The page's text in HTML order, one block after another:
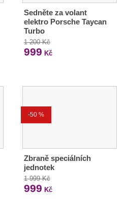
Sedněte za volant
elektro Porsche Taycan
Turbo
1 200 Kč
999 Kč
-50 %
Zbraně speciálních
jednotek
1 999 Kč
999 Kč